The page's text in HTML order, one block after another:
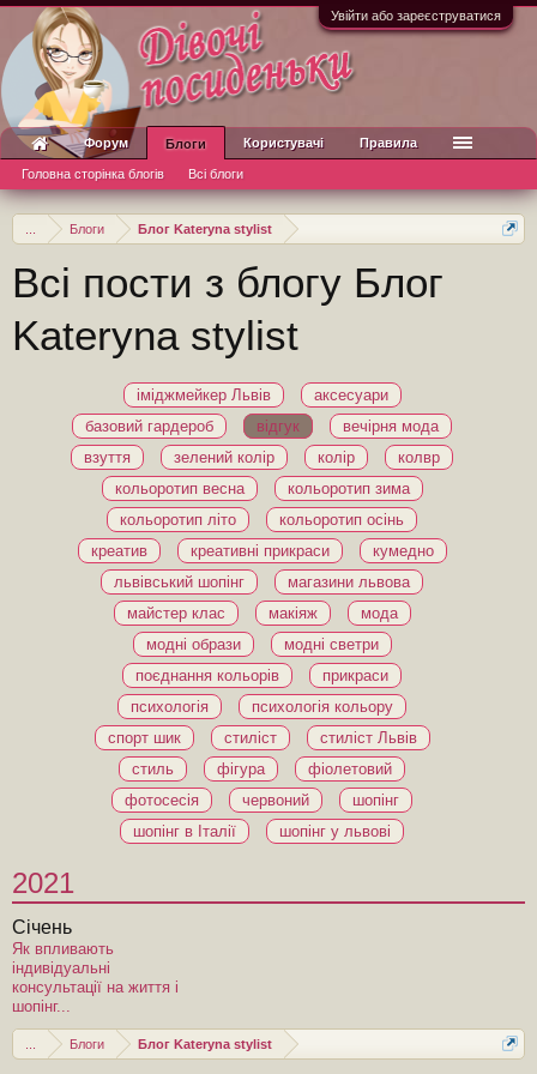
Увійти або зареєструватися
Блоги Блог Kateryna stylist
Всі пости з блогу Блог
Kateryna stylist
іміджмейкер Львів
аксесуари
базовий гардероб
відгук
вечірня мода
взуття
зелений колір колір
колвр
кольоротип весна
кольоротип зима
кольоротип літо
кольоротип осінь
креатив
креативні прикраси
кумедно
львівський шопінг
магазини львова
майстер клас
макіяж
мода
модні образи
модні светри
поєднання кольорів
прикраси
психологія
психологія кольору
спорт шик
стиліст
стиліст Львів
стиль
фігура
фіолетовий
фотосесія
червоний
шопінг
шопінг в Італії
шопінг у львові
2021
Січень
Як впливають
індивідуальні
консультації на життя і
шопінг...
Блоги Блог Kateryna stylist
Форум Блоги
Головна сторінка блогів Всі блоги
Користувачі Правила